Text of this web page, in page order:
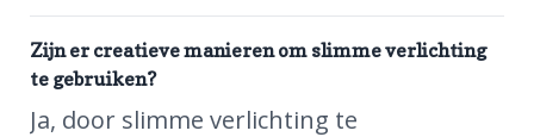
Zijn er creatieve manieren om slimme verlichting
te gebruiken?
Ja, door slimme verlichting te